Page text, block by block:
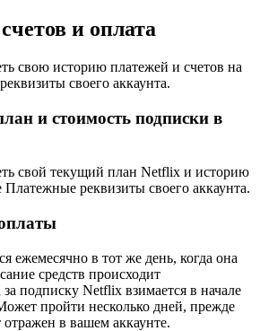
и оплата
свою историю платежей и счетов на
своего аккаунта.
и стоимость подписки в
свой текущий план Netflix и историю
реквизиты своего аккаунта.
ежемесячно в тот же день, когда она
средств происходит
подписку Netflix взимается в начале
пройти несколько дней, прежде
отражен в вашем аккаунте.